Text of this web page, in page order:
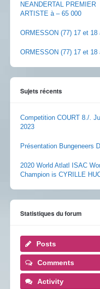
NEANDERTAL PREMIER
ARTISTE à – 65 000
ORMESSON (77) 17 et 18
ORMESSON (77) 17 et 18
Sujets récents
Competition COURT 8./.
2023
Présentation Bungeneers
2020 World Atlatl ISAC
Champion is CYRILLE
Statistiques du forum
Posts
Comments
Activity